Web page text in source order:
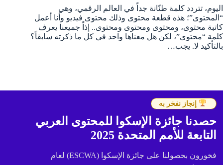
اليوم، تتردد كلمة طنّانة جداً في العالم الرقمي، وهي
“المحتوى”؛ هذه قطعة محتوى وذلك محتوى فيديو وأنا أعمل
كاتبة محتوى، ومحتوى ومحتوى ومحتوى.. إذاً جميعنا يعرف
كلمة “محتوى”، لكن هل معناها واحد في كل ما ذكرته سابقاً؟
بالتأكيد لا. يجب…
إنجاز نفخر به
حصدنا جائزة الإسكوا للمحتوى العربي
التابعة للأمم المتحدة 2025
فخورون بحصولنا على جائزة الإسكوا (ESCWA) لعام